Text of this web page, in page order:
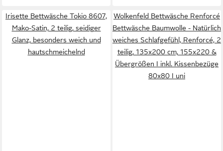
Irisette Bettwäsche Tokio 8607,
Mako-Satin, 2 teilig, seidiger
Glanz, besonders weich und
hautschmeichelnd
Wolkenfeld Bettwäsche Renforcé
Bettwäsche Baumwolle - Natürlich
weiches Schlafgefühl, Renforcé, 2
teilig, 135x200 cm, 155x220 &
Übergrößen I inkl. Kissenbezüge
80x80 I uni